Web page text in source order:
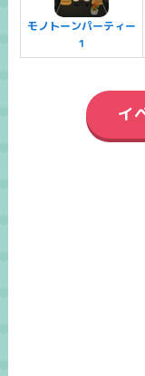
モノトーンパーティー
1
イ